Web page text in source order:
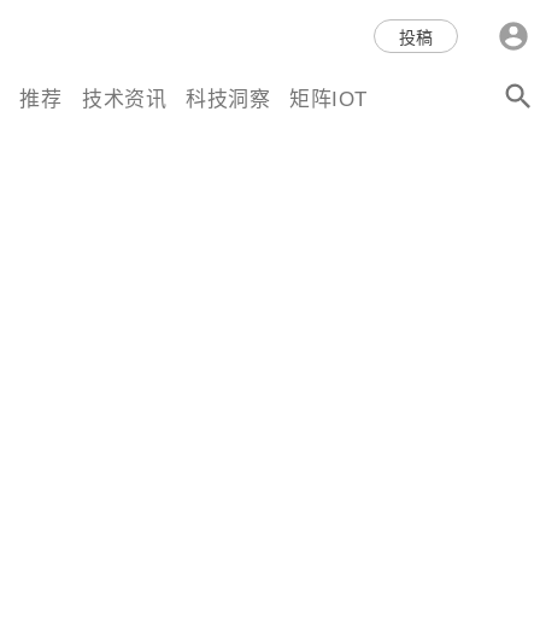
科技互联网,科技,资讯,动态,洞
察,量子,计算,AI,人工智能,机器
投稿
推荐 技术资讯 科技洞察 矩阵IOT